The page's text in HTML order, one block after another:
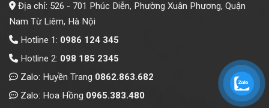
Địa chỉ: 526 - 701 Phúc Diễn, Phường Xuân Phương, Quận
Nam Từ Liêm, Hà Nội
Hotline 1: 0986 124 345
Hotline 2: 098 185 2345
Zalo: Huyền Trang 0862.863.682
Zalo: Hoa Hồng 0965.383.480